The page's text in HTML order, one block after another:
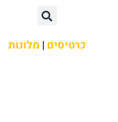
כרטיסים | מלונות